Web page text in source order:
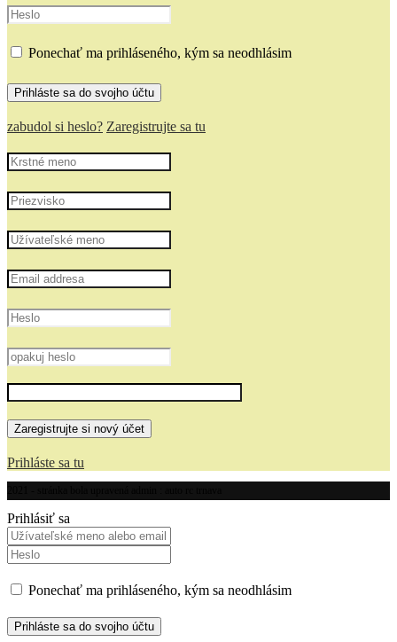
Ponechať ma prihláseného, kým sa neodhlásim
zabudol si heslo? Zaregistrujte sa tu
Prihláste sa tu
Prihlásiť sa
Ponechať ma prihláseného, kým sa neodhlásim